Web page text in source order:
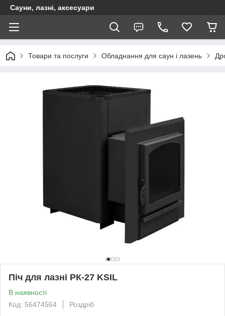
Сауни, лазні, аксесуари
Товари та послуги Обладнання для саун і лазень
Піч для лазні РК-27 KSIL
В наявності
Код: 56474564
Роздріб